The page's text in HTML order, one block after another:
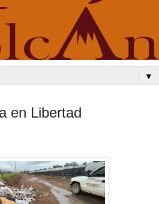
▼
en Libertad